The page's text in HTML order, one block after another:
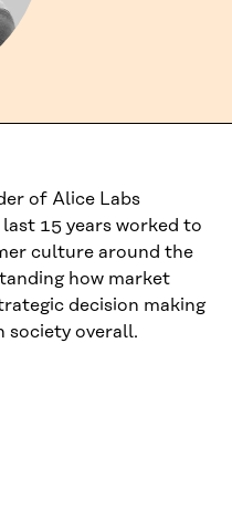
of Alice Labs
15 years worked to
culture around the
how market
decision making
society overall.